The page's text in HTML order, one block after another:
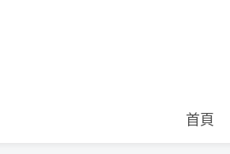
首頁